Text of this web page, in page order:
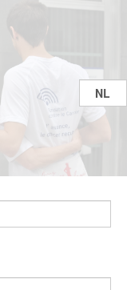
Select
your